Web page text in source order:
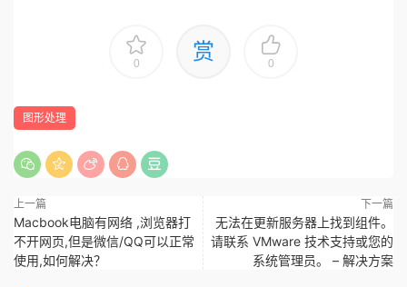
0 赏 0
图形处理
上一篇
Macbook电脑有网络 ,浏览器打
不开网页,但是微信/QQ可以正常
使用,如何解决？
下一篇
无法在更新服务器上找到组件。
请联系 VMware 技术支持或您的
系统管理员。 – 解决方案